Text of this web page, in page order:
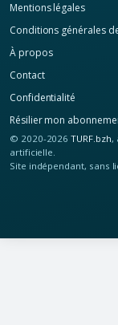
Mentions légales
Conditions générales
À propos
Contact
Confidentialité
Résilier mon
© 2020-2026TURF.bzh,
artificielle.
Site indépendant, sans